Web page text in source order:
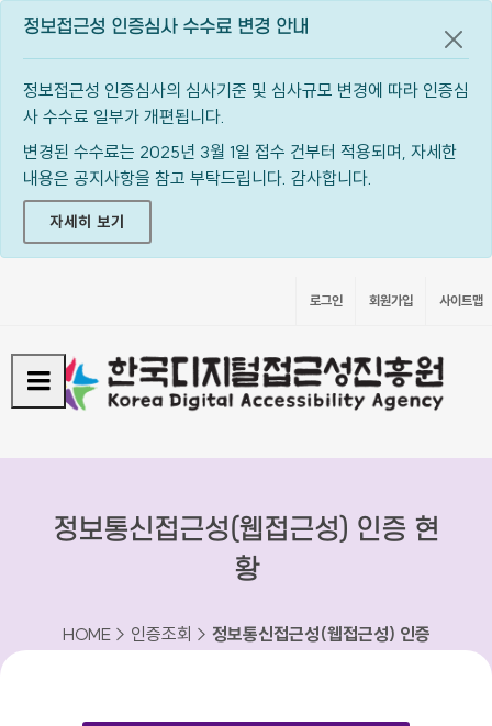
정보접근성 인증심사 수수료 변경 안내
정보접근성 인증심사의 심사기준 및 심사규모 변경에 따라 인증심
사 수수료 일부가 개편됩니다.
변경된 수수료는 2025년 3월 1일 접수 건부터 적용되며, 자세한
내용은 공지사항을 참고 부탁드립니다. 감사합니다.
자세히 보기
공지
로그인 회원가입 사이트맵
정보통신접근성(웹접근성) 인증 현
황
HOME > 인증조회 > 정보통신접근성(웹접근성) 인증